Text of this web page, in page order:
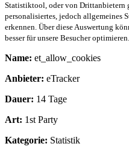
Statistiktool, oder von Drittanbietern
personalisiertes, jedoch allgemeines
erkennen. Über diese Auswertung
besser für unsere Besucher optimieren.
Name: et_allow_cookies
Anbieter: eTracker
Dauer: 14 Tage
Art: 1st Party
Kategorie: Statistik